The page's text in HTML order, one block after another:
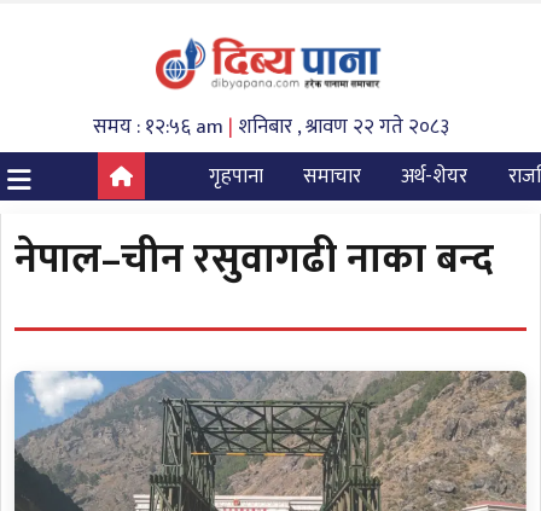
समय : १२:५६ am | शनिबार , श्रावण २२ गते २०८३
गृहपाना
समाचार अर्थ-शेयर
नेपाल–चीन रसुवागढी नाका बन्द